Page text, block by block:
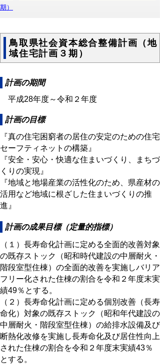
期）
鳥取県社会資本総合整備計画（地
域住宅計画３期）
計画の期間
平成28年度～令和２年度
計画の目標
『真の住宅困窮者の居住の安定のための住宅
セーフティネットの構築』
『安全・安心・快適な住まいづくり、まちづ
くりの実現』
『地域と地場産業の活性化のため、県産材の
活用など地域に根ざした住まいづくりの推
進』
計画の成果目標（定量的指標）
（１）長寿命化計画に定める全面的改善対象
の既存ストック（昭和時代建設の中層耐火・
階段室型住棟）の全面的改善を実施しバリア
フリー化された住棟の割合を令和２年度末実
績49％とする。
（２）長寿命化計画に定める個別改善（長寿
命化）対象の既存ストック（昭和年代建設の
中層耐火・階段室型住棟）の給排水設備及び
断熱化改修を実施し長寿命化及び居住性向上
された住棟の割合を令和２年度末実績43％
とする。